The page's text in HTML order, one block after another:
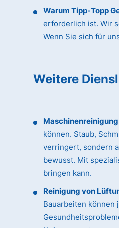
Warum Tipp-Topp
erforderlich ist. Wir
Wenn Sie sich für
Weitere
können. Staub,
verringert, sondern
bewusst. Mit
bringen kann.
Reinigung von
Bauarbeiten können